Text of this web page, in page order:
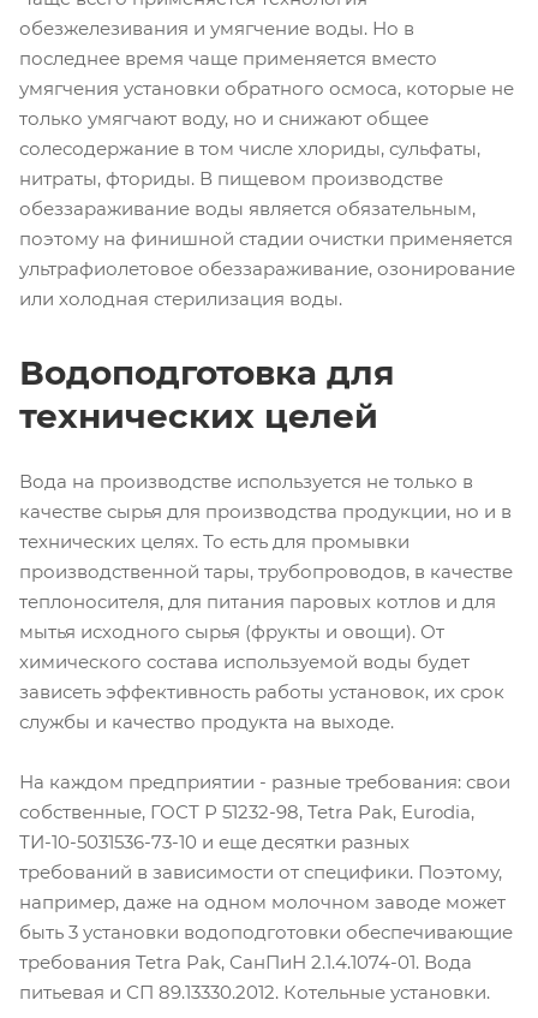
обезжелезивания и умягчение воды. Но в
последнее время чаще применяется вместо
умягчения установки обратного осмоса, которые не
только умягчают воду, но и снижают общее
солесодержание в том числе хлориды, сульфаты,
нитраты, фториды. В пищевом производстве
обеззараживание воды является обязательным,
поэтому на финишной стадии очистки применяется
ультрафиолетовое обеззараживание, озонирование
или холодная стерилизация воды.
Водоподготовка для
технических целей
Вода на производстве используется не только в
качестве сырья для производства продукции, но и в
технических целях. То есть для промывки
производственной тары, трубопроводов, в качестве
теплоносителя, для питания паровых котлов и для
мытья исходного сырья (фрукты и овощи). От
химического состава используемой воды будет
зависеть эффективность работы установок, их срок
службы и качество продукта на выходе.
На каждом предприятии - разные требования: свои
собственные, ГОСТ Р 51232-98, Tetra Pak, Eurodia,
ТИ-10-5031536-73-10 и еще десятки разных
требований в зависимости от специфики. Поэтому,
например, даже на одном молочном заводе может
быть 3 установки водоподготовки обеспечивающие
требования Tetra Pak, СанПиН 2.1.4.1074-01. Вода
питьевая и СП 89.13330.2012. Котельные установки.